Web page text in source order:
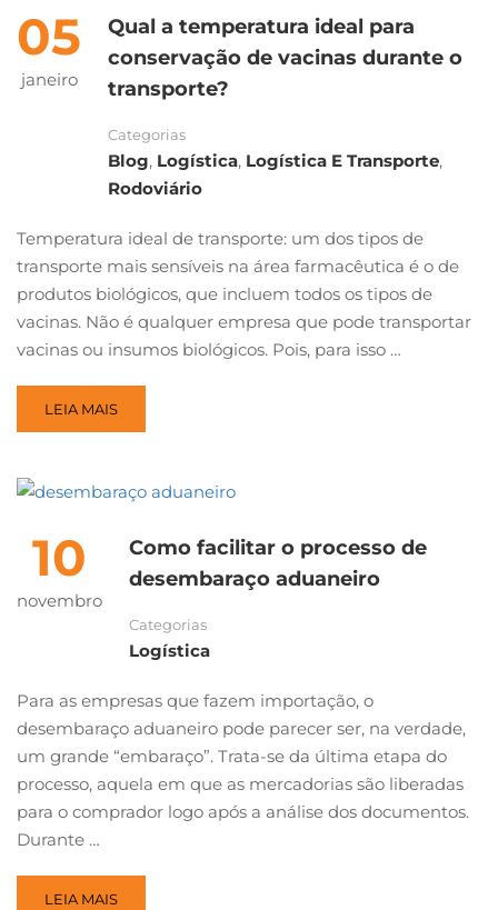
05
janeiro
Qual a temperatura ideal para
conservação de vacinas durante o
transporte?
Categorias
Blog, Logística, Logística E Transporte,
Rodoviário
Temperatura ideal de transporte: um dos tipos de
transporte mais sensíveis na área farmacêutica é o de
produtos biológicos, que incluem todos os tipos de
vacinas. Não é qualquer empresa que pode transportar
vacinas ou insumos biológicos. Pois, para isso …
LEIA MAIS
10
novembro
Como facilitar o processo de
desembaraço aduaneiro
Categorias
Logística
Para as empresas que fazem importação, o
desembaraço aduaneiro pode parecer ser, na verdade,
um grande “embaraço”. Trata-se da última etapa do
processo, aquela em que as mercadorias são liberadas
para o comprador logo após a análise dos documentos.
Durante …
LEIA MAIS